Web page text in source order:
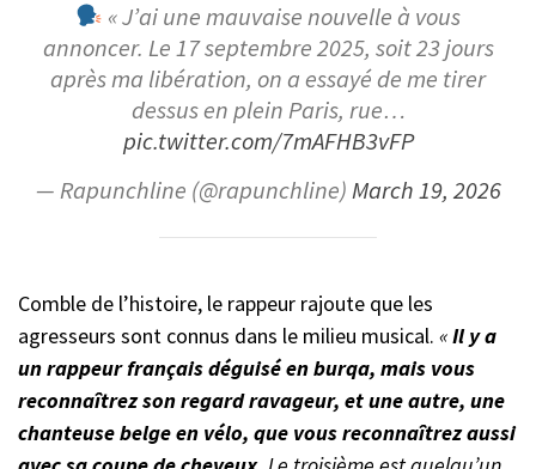
« J’ai une mauvaise nouvelle à vous
annoncer. Le 17 septembre 2025, soit 23 jours
après ma libération, on a essayé de me tirer
dessus en plein Paris, rue…
pic.twitter.com/7mAFHB3vFP
— Rapunchline (@rapunchline)March 19, 2026
Comble de l’histoire, le rappeur rajoute que les
agresseurs sont connus dans le milieu musical. «Il y a
un rappeur français déguisé en burqa, mais vous
reconnaîtrez son regard ravageur, et une autre, une
chanteuse belge en vélo, que vous reconnaîtrez aussi